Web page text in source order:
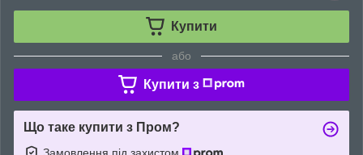
Купити
або
Купити з
Що таке купити з Пром?
Замовлення під захистом